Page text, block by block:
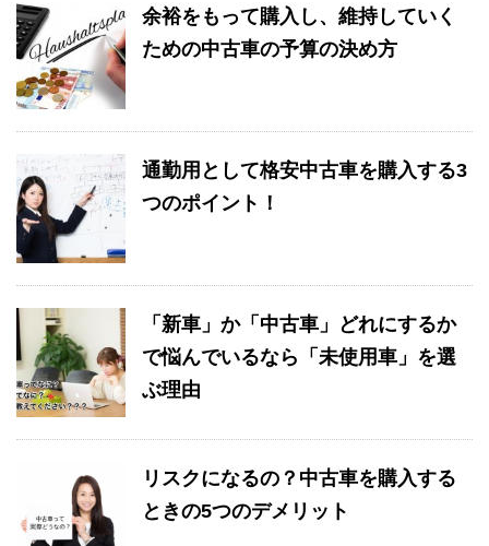
余裕をもって購入し、維持していく
ための中古車の予算の決め方
通勤用として格安中古車を購入する3
つのポイント！
「新車」か「中古車」どれにするか
で悩んでいるなら「未使用車」を選
ぶ理由
リスクになるの？中古車を購入する
ときの5つのデメリット